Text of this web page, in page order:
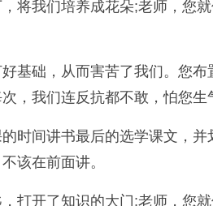
将我们培养成花朵;老师，您
基础，从而害苦了我们。您
，我们连反抗都不敢，怕您
时间讲书最后的选学课文，
该在前面讲。
打开了知识的大门;老师，您